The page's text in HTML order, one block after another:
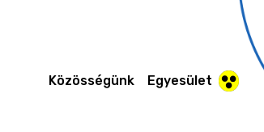
Egyesület
Közösségünk